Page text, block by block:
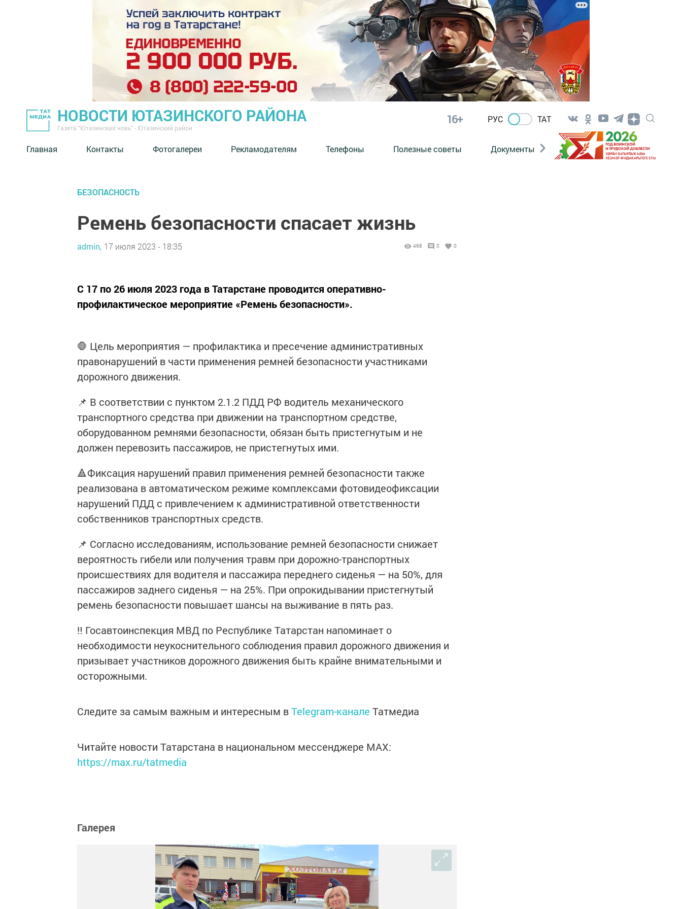
НОВОСТИ ЮТАЗИНСКОГО РАЙОНА
Газета "Ютазинская новь" - Ютазинский район
16+ РУС ТАТ
Главная Контакты Фотогалереи Рекламодателям Телефоны Полезные советы Документы Патриотизм
БЕЗОПАСНОСТЬ
Ремень безопасности спасает жизнь
admin, 17 июля 2023 - 18:35 468 0 0
С 17 по 26 июля 2023 года в Татарстане проводится оперативно-
профилактическое мероприятие «Ремень безопасности».
🛑 Цель мероприятия — профилактика и пресечение административных
правонарушений в части применения ремней безопасности участниками
дорожного движения.
📌 В соответствии с пунктом 2.1.2 ПДД РФ водитель механического
транспортного средства при движении на транспортном средстве,
оборудованном ремнями безопасности, обязан быть пристегнутым и не
должен перевозить пассажиров, не пристегнутых ими.
🔺Фиксация нарушений правил применения ремней безопасности также
реализована в автоматическом режиме комплексами фотовидеофиксации
нарушений ПДД с привлечением к административной ответственности
собственников транспортных средств.
📌 Согласно исследованиям, использование ремней безопасности снижает
вероятность гибели или получения травм при дорожно-транспортных
происшествиях для водителя и пассажира переднего сиденья — на 50%, для
пассажиров заднего сиденья — на 25%. При опрокидывании пристегнутый
ремень безопасности повышает шансы на выживание в пять раз.
‼️ Госавтоинспекция МВД по Республике Татарстан напоминает о
необходимости неукоснительного соблюдения правил дорожного движения и
призывает участников дорожного движения быть крайне внимательными и
осторожными.
Следите за самым важным и интересным вTelegram-канале Татмедиа
Читайте новости Татарстана в национальном мессенджере MАХ:
https://max.ru/tatmedia
Галерея